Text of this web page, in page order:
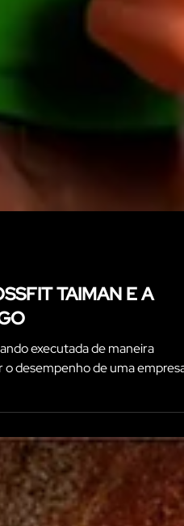
TAIMAN E A
executada de maneira
o desempenho de uma